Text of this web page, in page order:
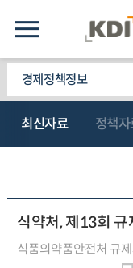
경제정책정보
최신자료 정책
식약처, 제13회
식품의약품안전처 규